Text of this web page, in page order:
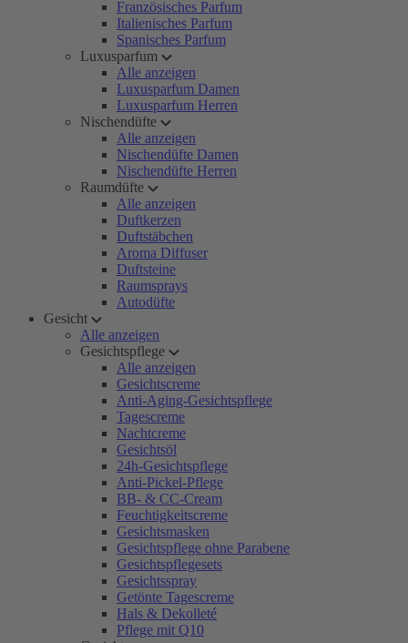
Französisches Parfum
Italienisches Parfum
Spanisches Parfum
Luxusparfum
Alle anzeigen
Luxusparfum Damen
Luxusparfum Herren
Nischendüfte
Alle anzeigen
Nischendüfte Damen
Nischendüfte Herren
Raumdüfte
Alle anzeigen
Duftkerzen
Duftstäbchen
Aroma Diffuser
Duftsteine
Raumsprays
Autodüfte
Gesicht
Alle anzeigen
Gesichtspflege
Alle anzeigen
Gesichtscreme
Anti-Aging-Gesichtspflege
Tagescreme
Nachtcreme
Gesichtsöl
24h-Gesichtspflege
Anti-Pickel-Pflege
BB- & CC-Cream
Feuchtigkeitscreme
Gesichtsmasken
Gesichtspflege ohne Parabene
Gesichtspflegesets
Gesichtsspray
Getönte Tagescreme
Hals & Dekolleté
Pflege mit Q10